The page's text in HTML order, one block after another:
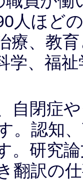
人ほど
療、教
学、福
自閉症
。認知
。研究
翻訳の